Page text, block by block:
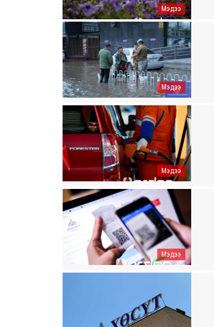
Мэдээ
Мэдээ
Мэдээ
Мэдээ